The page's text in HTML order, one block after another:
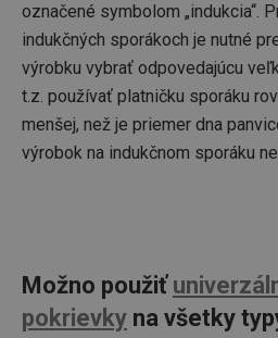
označené symbolom „indukcia“.
indukčných sporákoch je nutné
výrobku vybrať odpovedajúcu
t.z. používať platničku sporáku
menšej, než je priemer dna
výrobok na indukčnom sporáku
Možno použiť
pokrievky na všetky
Názov
Názov
Poskytovateľ
Doména
FPLC 20